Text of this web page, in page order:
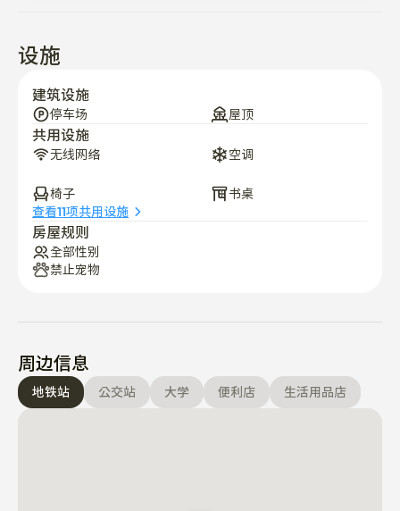
设施
建筑设施
停车场 屋顶
共用设施
无线网络 空调
椅子
书桌
查看11项共用设施
房屋规则
全部性别
禁止宠物
周边信息
地铁站 公交站 大学 便利店 生活用品店